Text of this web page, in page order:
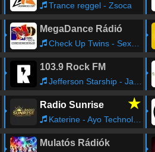
Trance reggel - Zsoca
MegaDance Rádió
Check Up Twins - Sexy Teacher
103.9 Rock FM
Jefferson Starship - Jane
Radio Sunrise ★
Katerine - Ayo Technology (Milen & Vasco C Remix)
Mulatós Rádiók